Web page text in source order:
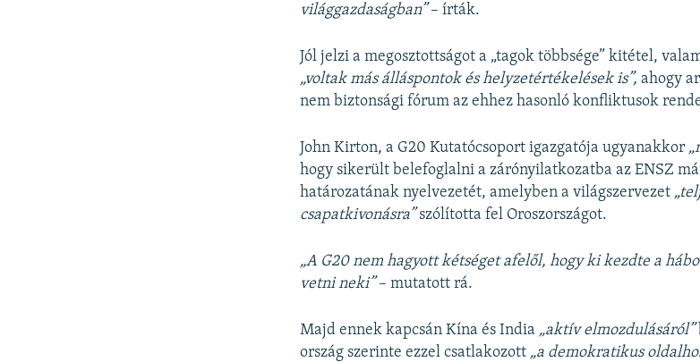
világgazdaságban”– írták.
Jól jelzi a megosztottságot a „tagok többsége” kitétel,
„voltak más álláspontok és helyzetértékelések is”, ahogy
nem biztonsági fórum az ehhez hasonló konfliktusok
John Kirton, a G20 Kutatócsoport igazgatója ugyanakkor
hogy sikerült belefoglalni a zárónyilatkozatba az ENSZ
határozatának nyelvezetét, amelyben a világszervezet
csapatkivonásra”szólította fel Oroszországot.
„A G20 nem hagyott kétséget afelől, hogy ki kezdte a
vetni neki”– mutatott rá.
Majd ennek kapcsán Kína és India „aktív elmozdulásáról”
ország szerinte ezzel csatlakozott „a demokratikus